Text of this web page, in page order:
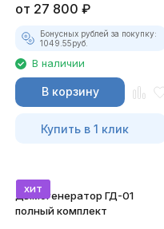
от 27 800 ₽
Бонусных рублей за покупку:
1049.55руб.
В наличии
В корзину
Купить в 1 клик
хит
Дымогенератор ГД-01
полный комплект